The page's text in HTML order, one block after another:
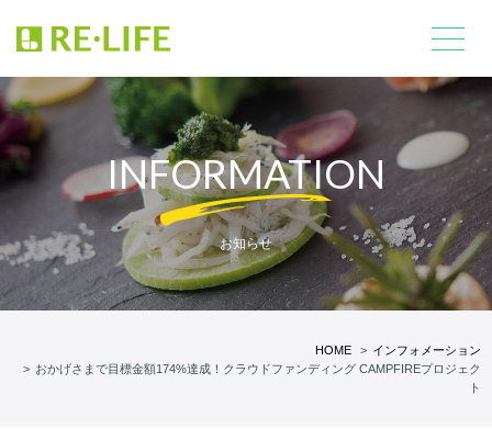
INFORMATION
お知らせ
HOME
インフォメーション
おかげさまで目標金額174%達成！クラウドファンディング CAMPFIREプロジェク
ト